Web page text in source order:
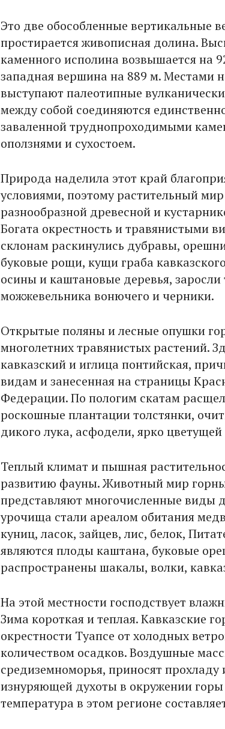
Это две обособленные
простирается живописная долина.
каменного исполина возвышается на
западная вершина на 889 м. Местами
выступают палеотипные
между собой соединяются
заваленной труднопроходимыми
оползнями и сухостоем.
Природа наделила этот край
условиями, поэтому растительный
разнообразной древесной и
Богата окрестность и травянистыми
склонам раскинулись дубравы,
буковые рощи, кущи граба
осины и каштановые деревья,
можжевельника вонючего и черники.
Открытые поляны и лесные опушки
многолетних травянистых растений.
кавказский и иглица понтийская,
видам и занесенная на страницы
Федерации. По пологим скатам
роскошные плантации толстянки,
дикого лука, асфодели, ярко цветущей
Теплый климат и пышная
развитию фауны. Животный мир
представляют многочисленные виды
урочища стали ареалом обитания
куниц, ласок, зайцев, лис, белок,
являются плоды каштана, буковые
распространены шакалы, волки,
На этой местности господствует
Зима короткая и теплая. Кавказские
окрестности Туапсе от холодных
количеством осадков. Воздушные
средиземноморья, приносят
изнуряющей духоты в окружении горы
температура в этом регионе